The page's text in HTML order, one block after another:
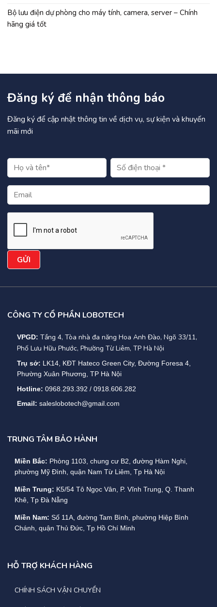
Bộ lưu điện dự phòng cho máy tính, camera, server – Chính
hãng giá tốt
Đăng ký để nhận thông báo
Đăng ký để cập nhật thông tin về dịch vụ, sự kiện và khuyến
mãi mới
CÔNG TY CỔ PHẦN LOBOTECH
VPGD: Tầng 4, Tòa nhà đa năng Hoa Anh Đào, Ngõ 33/11,
Phố Lưu Hữu Phước, Phường Từ Liêm, TP Hà Nội
Trụ sở: LK14, KĐT Hateco Green City, Đường Foresa 4,
Phường Xuân Phương, TP Hà Nội
Hotline: 0968.293.392 / 0918.606.282
Email: saleslobotech@gmail.com
TRUNG TÂM BẢO HÀNH
Miền Bắc: Phòng 1103, chung cư B2, đường Hàm Nghi,
phường Mỹ Đình, quận Nam Từ Liêm, Tp Hà Nội
Miền Trung: K5/54 Tô Ngọc Vân, P. Vĩnh Trung, Q. Thanh
Khê, Tp Đà Nẵng
Miền Nam: Số 11A, đường Tam Bình, phường Hiệp Bình
Chánh, quận Thủ Đức, Tp Hồ Chí Minh
HỖ TRỢ KHÁCH HÀNG
CHÍNH SÁCH VẬN CHUYỂN